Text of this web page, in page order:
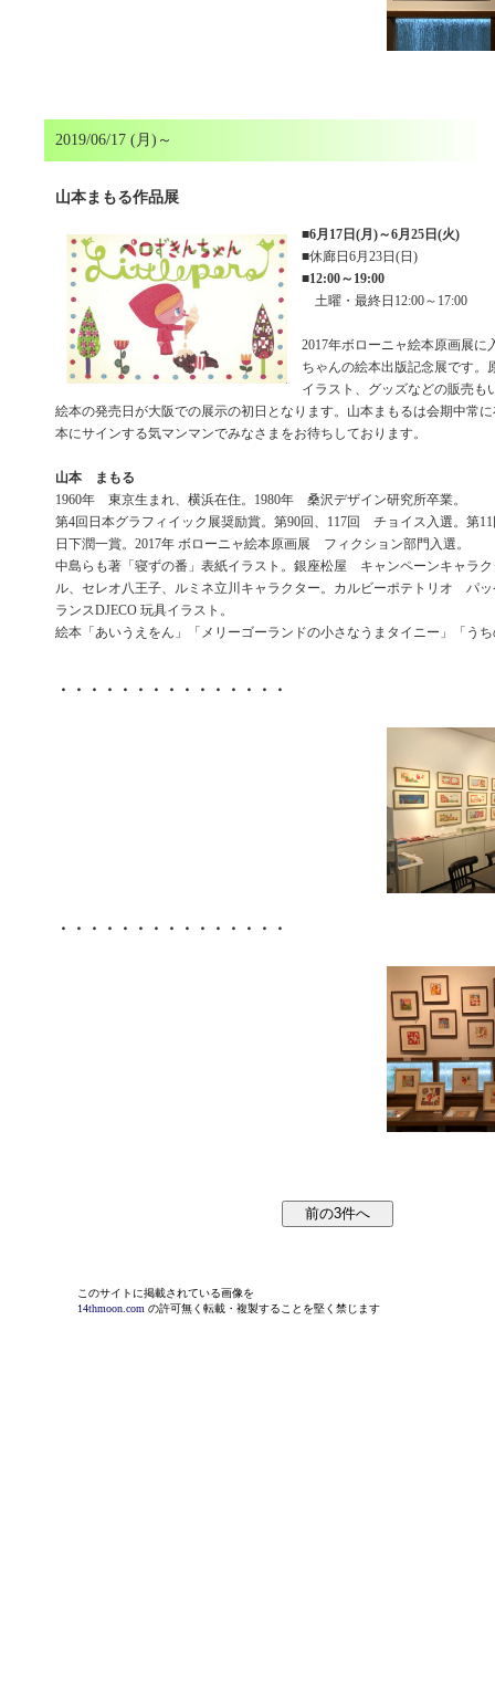
2019/06/17 (月)～
山本まもる作品展
■6月17日(月)～6月25日(火)
■休廊日6月23日(日)
■12:00～19:00
土曜・最終日12:00～17:00
2017年ボローニャ絵本原画展に
ちゃんの絵本出版記念展です。
イラスト、グッズなどの販売も
絵本の発売日が大阪での展示の初日となります。山本まもるは会期中常
本にサインする気マンマンでみなさまをお待ちしております。
山本 まもる
1960年 東京生まれ、横浜在住。1980年 桑沢デザイン研究所卒業。
第4回日本グラフィイック展奨励賞。第90回、117回 チョイス入選。第
日下潤一賞。2017年 ボローニャ絵本原画展 フィクション部門入選。
中島らも著「寝ずの番」表紙イラスト。銀座松屋 キャンペーンキャラ
ル、セレオ八王子、ルミネ立川キャラクター。カルビーポテトリオ パ
ランスDJECO 玩具イラスト。
絵本「あいうえをん」「メリーゴーランドの小さなうまタイニー」「う
・・・・・・・・・・・・・・・
・・・・・・・・・・・・・・・
このサイトに掲載されている画像を
14thmoon.com の許可無く転載・複製することを堅く禁じます